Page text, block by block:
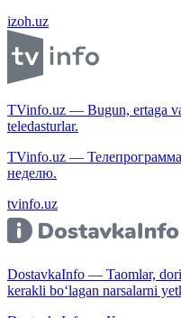
izoh.uz
TVinfo.uz — Bugun, ertaga
teledasturlar.
TVinfo.uz —
неделю.
tvinfo.uz
DostavkaInfo — Taomlar,
kerakli bo‘lagan narsalarni